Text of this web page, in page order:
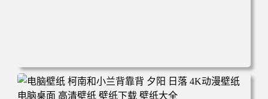
电脑壁纸 动漫 兔子朱迪 狐狸尼克 疯狂动物城 秋叶 秋天森
林 蓝天 4k壁纸 电脑桌面 高清壁纸 壁纸下载 壁纸大全